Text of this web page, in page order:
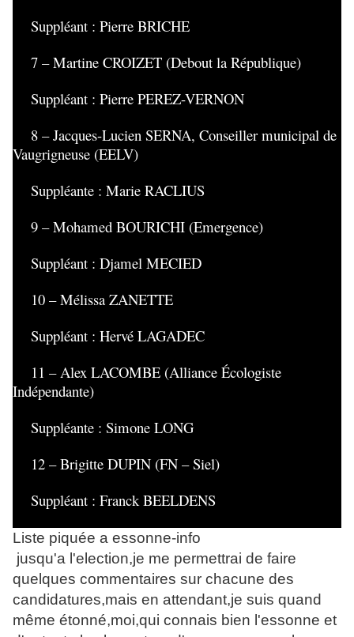
Suppléant : Pierre BRICHE
7 – Martine CROIZET (Debout la République)
Suppléant : Pierre PEREZ-VERNON
8 – Jacques-Lucien SERNA, Conseiller municipal de
Vaugrigneuse (EELV)
Suppléante : Marie RACLIUS
9 – Mohamed BOURICHI (Emergence)
Suppléant : Djamel MECIED
10 – Mélissa ZANETTE
Suppléant : Hervé LAGADEC
11 – Alex LACOMBE (Alliance Écologiste
Indépendante)
Suppléante : Simone LONG
12 – Brigitte DUPIN (FN – Siel)
Suppléant : Franck BEELDENS
Liste piquée a essonne-info
jusqu'a l'election,je me permettrai de faire
quelques commentaires sur chacune des
candidatures,mais en attendant,je suis quand
même étonné,moi,qui connais bien l'essonne et